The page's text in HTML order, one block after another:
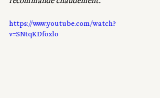
https://www.youtube.com/watch?
v=SNtqKDfoxlo